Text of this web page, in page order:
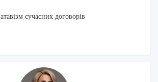
сучасних договорів